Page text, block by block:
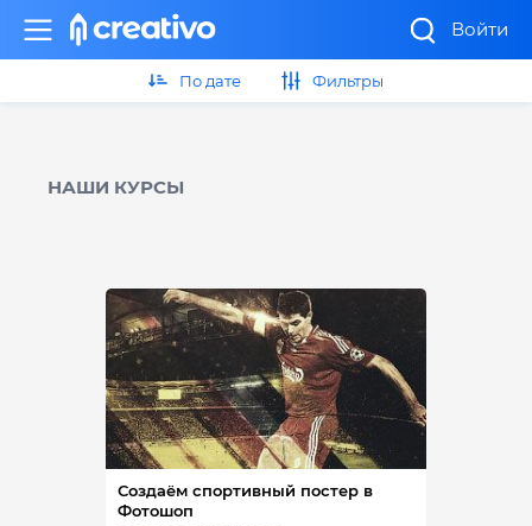
Войти
По дате Фильтры
НАШИ КУРСЫ
Создаём спортивный постер в
Фотошоп